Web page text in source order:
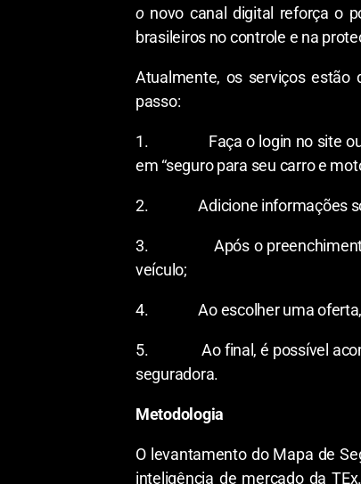
onovo canal digital reforça o
brasileiros no controle e na
Atualmente, os serviços estão
passo:
1. Faça o login no site ou
em “seguro para seu carro e
2. Adicione informações
3. Após o preenchimento de
veículo;
4. Ao escolher uma oferta, o
5. Ao final, é possível
seguradora.
Metodologia
O levantamento do Mapa de
inteligência de mercado da